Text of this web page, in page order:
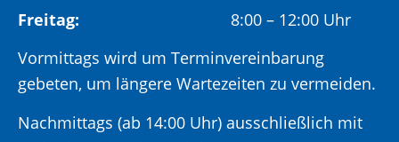
Freitag:
8:00 – 12:00 Uhr
Vormittags wird um Terminvereinbarung
gebeten, um längere Wartezeiten zu vermeiden.
Nachmittags (ab 14:00 Uhr) ausschließlich mit